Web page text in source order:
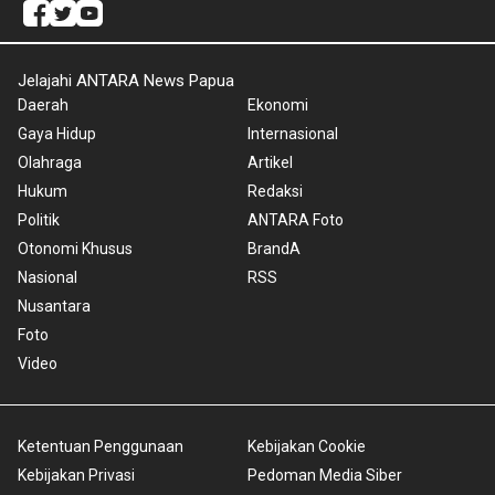
Jelajahi ANTARA News Papua
Daerah
Gaya Hidup
Olahraga
Hukum
Politik
Otonomi Khusus
Nasional
Nusantara
Foto
Video
Ekonomi
Internasional
Artikel
Redaksi
ANTARA Foto
BrandA
RSS
Ketentuan Penggunaan
Kebijakan Privasi
Kebijakan Cookie
Pedoman Media Siber